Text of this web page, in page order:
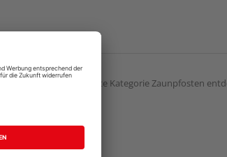
gesamte Kategorie Zaunpfosten